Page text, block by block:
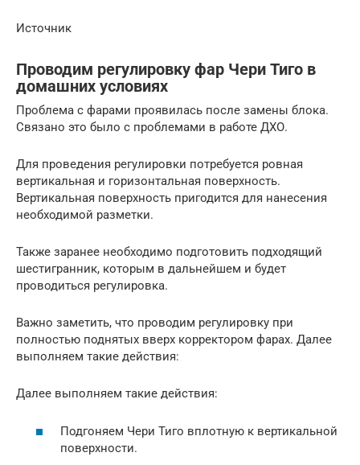
Источник
Проводим регулировку фар Чери Тиго в
домашних условиях
Проблема с фарами проявилась после замены блока.
Связано это было с проблемами в работе ДХО.
Для проведения регулировки потребуется ровная
вертикальная и горизонтальная поверхность.
Вертикальная поверхность пригодится для нанесения
необходимой разметки.
Также заранее необходимо подготовить подходящий
шестигранник, которым в дальнейшем и будет
проводиться регулировка.
Важно заметить, что проводим регулировку при
полностью поднятых вверх корректором фарах. Далее
выполняем такие действия:
Далее выполняем такие действия:
Подгоняем Чери Тиго вплотную к вертикальной
поверхности.